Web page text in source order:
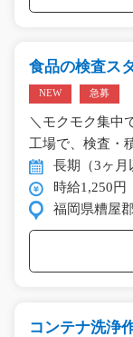
食品の検査ス
NEW 急募
＼モクモク集中
工場で、検査・
長期（3ヶ月
時給1,250円
福岡県糟屋
コンテナ洗浄